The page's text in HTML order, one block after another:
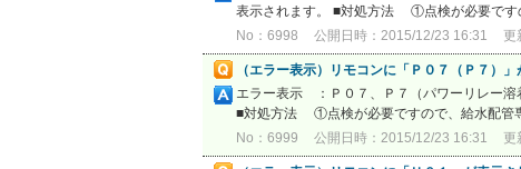
表示されます。 ■対処方法 ①点検が必要です
No：6998 公開日時：2015/12/23 16:31 更
（エラー表示）リモコンに「Ｐ０７（Ｐ７）」
エラー表示 ：Ｐ０７、Ｐ７（パワーリレー
■対処方法 ①点検が必要ですので、給水配管
No：6999 公開日時：2015/12/23 16:31 更